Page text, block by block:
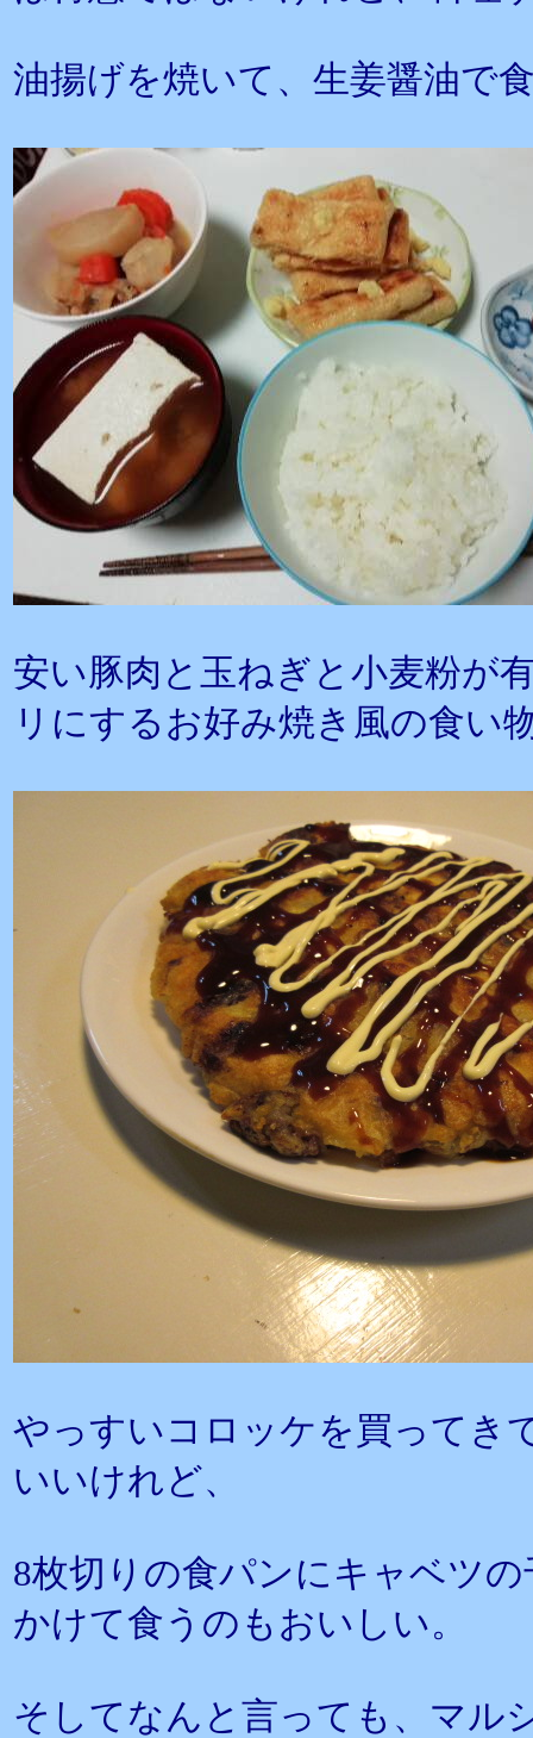
油揚げを焼いて、生姜醤油で
安い豚肉と玉ねぎと小麦粉が
リにするお好み焼き風の食い
やっすいコロッケを買ってき
いいけれど、
8枚切りの食パンにキャベツ
かけて食うのもおいしい。
そしてなんと言っても、マル